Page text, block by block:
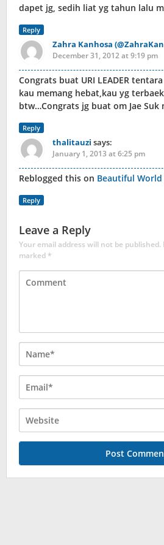
dapet jg, sedih liat yg tahun lalu
Reply
Zahra Kanhosa
December 31, 2012 at 9:19 pm
Congrats buat URI LEADER tentara
kau memang hebat,kau yg
btw…Congrats jg buat om Jae Suk
Reply
thalitauzi says:
January 1, 2013 at 6:25 pm
Reblogged this on Beautiful World
Reply
Leave a Reply
Your email address will not be published.
marked*